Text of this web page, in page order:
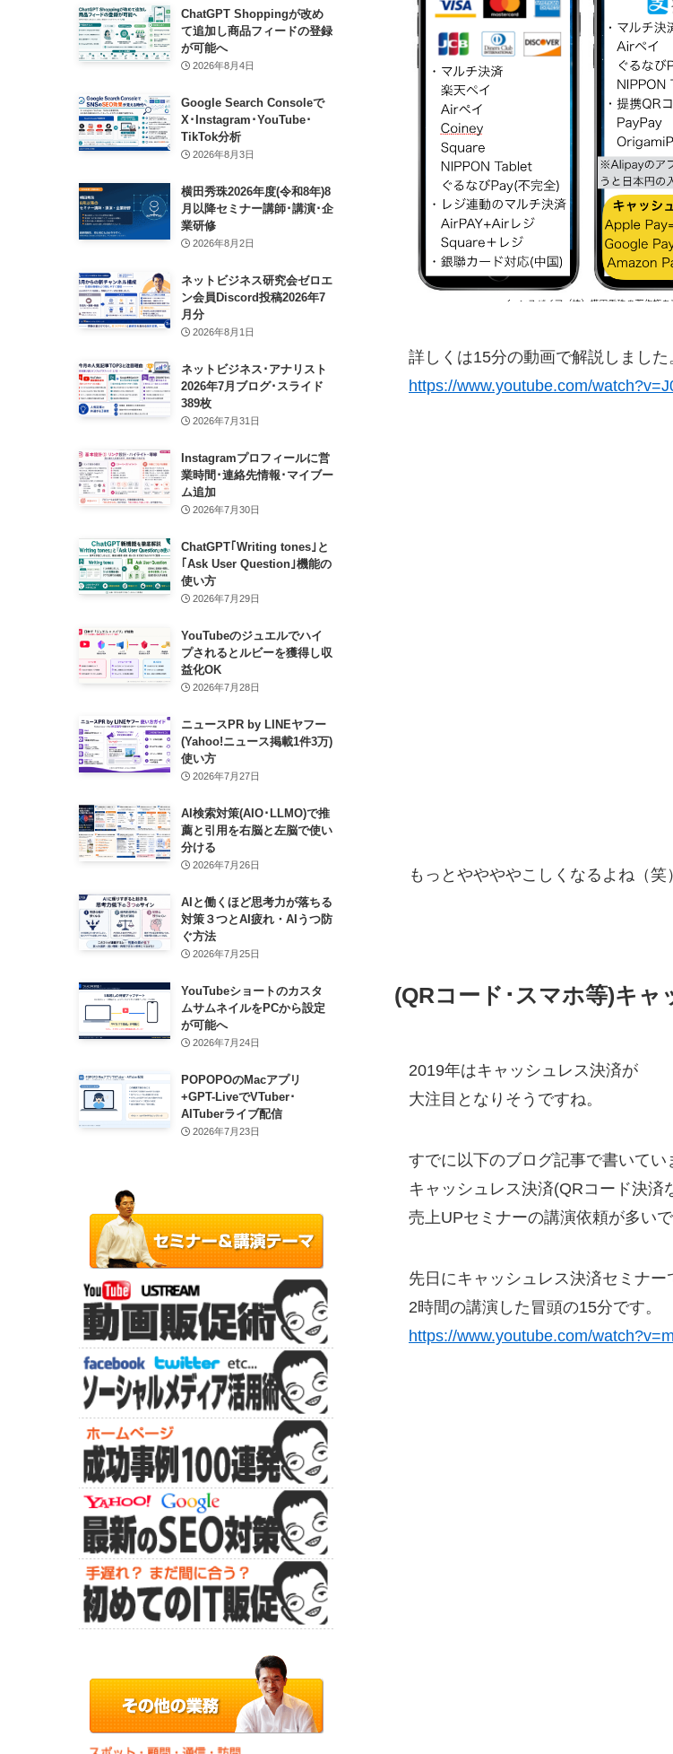
詳しくは15分の動画で解説しました
https://www.youtube.com/
もっとややややこしくなるよね（笑）
(QRコード･スマホ等)キ
2019年はキャッシュレス決済が
大注目となりそうですね。
すでに以下のブログ記事で書いてい
キャッシュレス決済(QRコード決済
売上UPセミナーの講演依頼が多いで
先日にキャッシュレス決済セミナー
2時間の講演した冒頭の15分です。
https://www.youtube.com/
ChatGPT Shoppingが改め
て追加し商品フィードの登録
が可能へ
2026年8月4日
Google Search Consoleで
X･Instagram･YouTube･
TikTok分析
2026年8月3日
横田秀珠2026年度(令和8年)8
月以降セミナー講師･講演･企
業研修
2026年8月2日
ネットビジネス研究会ゼロエ
ン会員Discord投稿2026年7
月分
2026年8月1日
ネットビジネス･アナリスト
2026年7月ブログ･スライド
389枚
2026年7月31日
Instagramプロフィールに営
業時間･連絡先情報･マイブー
ム追加
2026年7月30日
ChatGPT｢Writing tones｣と
｢Ask User Question｣機能の
使い方
2026年7月29日
YouTubeのジュエルでハイ
プされるとルビーを獲得し収
益化OK
2026年7月28日
ニュースPR by LINEヤフー
(Yahoo!ニュース掲載1件3万)
使い方
2026年7月27日
AI検索対策(AIO･LLMO)で推
薦と引用を右脳と左脳で使い
分ける
2026年7月26日
AIと働くほど思考力が落ちる
対策３つとAI疲れ・AIうつ防
ぐ方法
2026年7月25日
YouTubeショートのカスタ
ムサムネイルをPCから設定
が可能へ
2026年7月24日
POPOPOのMacアプリ
+GPT-LiveでVTuber･
AITuberライブ配信
2026年7月23日